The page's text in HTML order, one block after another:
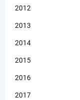
2012
2013
2014
2015
2016
2017